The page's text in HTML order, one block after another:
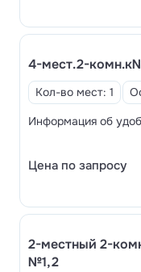
4-мест.2-
Кол-во мест: 1
Информация об
Цена по запросу
2-местный 2-
№1,2